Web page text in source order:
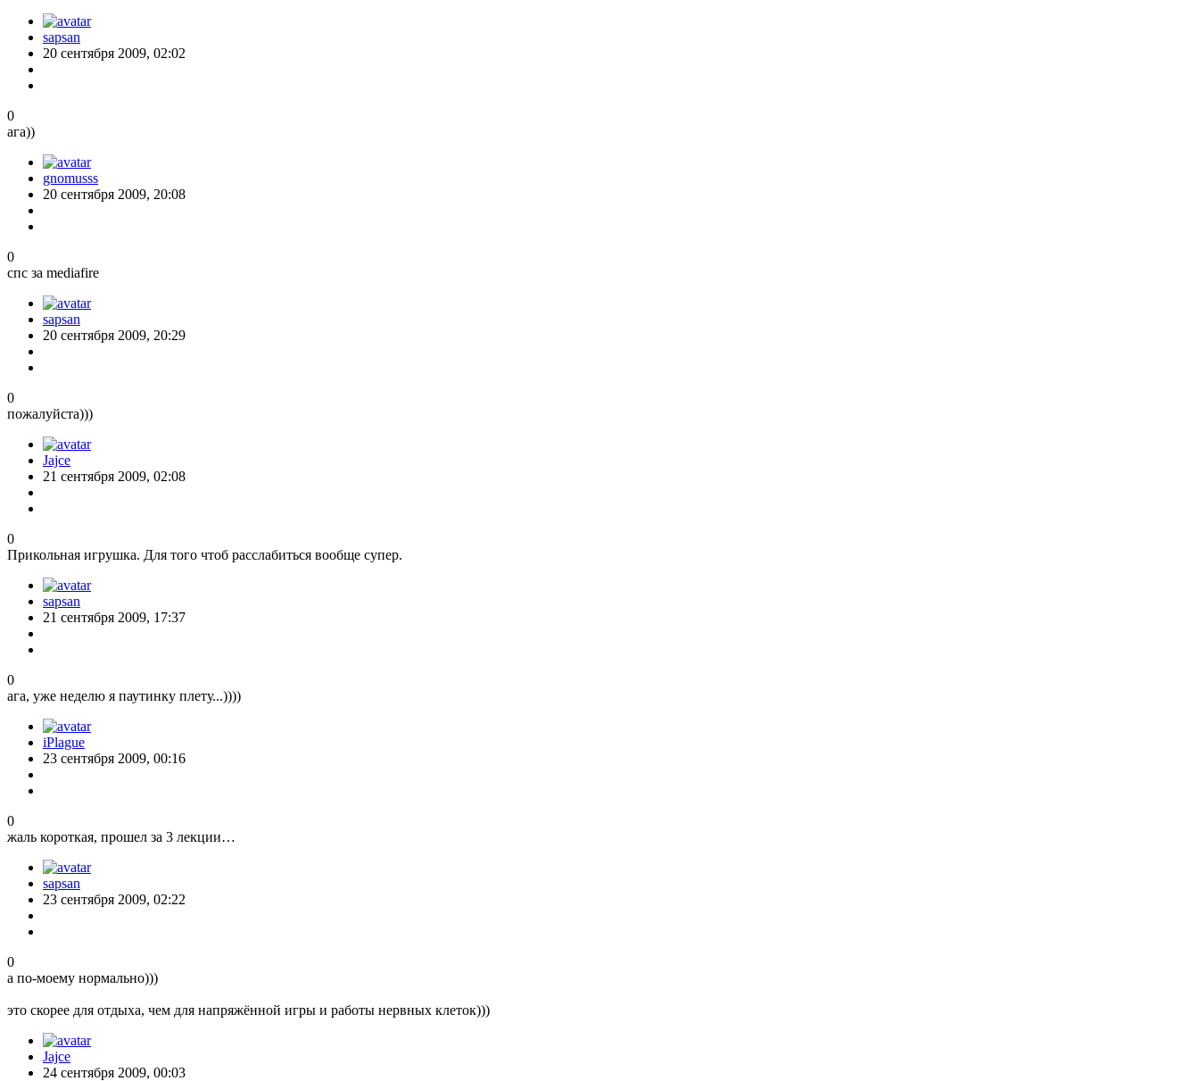
sapsan
20 сентября 2009, 02:02
0
ага))
gnomusss
20 сентября 2009, 20:08
0
спс за mediafire
sapsan
20 сентября 2009, 20:29
0
пожалуйста)))
Jajce
21 сентября 2009, 02:08
0
Прикольная игрушка. Для того чтоб расслабиться вообще супер.
sapsan
21 сентября 2009, 17:37
0
ага, уже неделю я паутинку плету...))))
iPlague
23 сентября 2009, 00:16
0
жаль короткая, прошел за 3 лекции…
sapsan
23 сентября 2009, 02:22
0
а по-моему нормально)))
это скорее для отдыха, чем для напряжённой игры и работы нервных клеток)))
Jajce
24 сентября 2009, 00:03